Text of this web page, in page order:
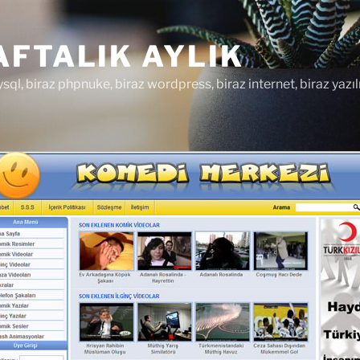
AYLIK
biraz phpnuke, biraz wordpress, biraz internet, biraz